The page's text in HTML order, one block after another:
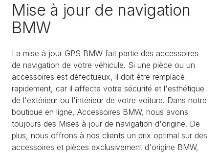
Mise à jour de navigation
BMW
La mise à jour GPS BMW fait partie des accessoires
de navigation de votre véhicule. Si une pièce ou un
accessoires est défectueux, il doit être remplacé
rapidement, car il affecte votre sécurité et l'esthétique
de l'extérieur ou l'intérieur de votre voiture. Dans notre
boutique en ligne, Accessoires BMW, nous avons
toujours des Mises à jour de navigation d'origine. De
plus, nous offrons à nos clients un prix optimal sur des
accessoires et pièces exclusivement d'origine BMW,